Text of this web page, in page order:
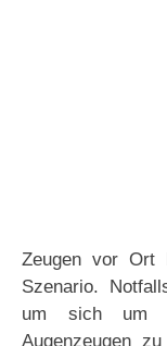
Zeugen vor Ort
Szenario.
um sich um
Augenzeugen